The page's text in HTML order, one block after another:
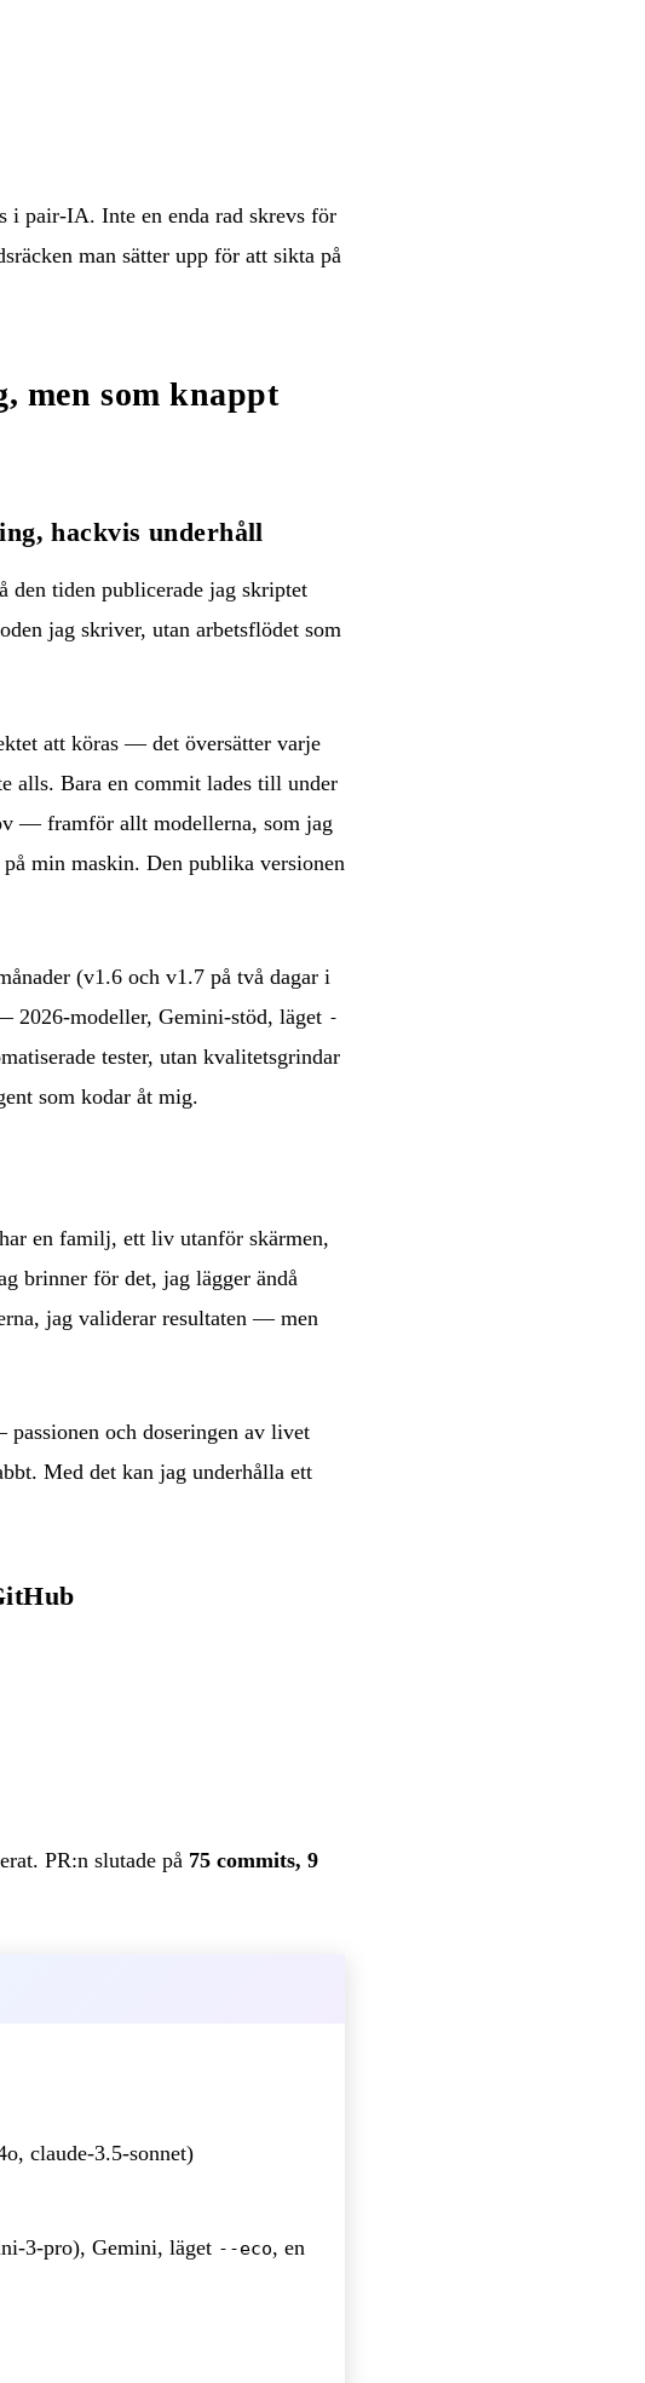
i pair-IA. Inte en enda rad skrevs för
man sätter upp för att sikta på
men som knappt
hackvis underhåll
den tiden publicerade jag skriptet
jag skriver, utan arbetsflödet som
att köras — det översätter varje
alls. Bara en commit lades till under
— framför allt modellerna, som jag
min maskin. Den publika versionen
(v1.6 och v1.7 på två dagar i
2026-modeller, Gemini-stöd, läget -
tester, utan kvalitetsgrindar
som kodar åt mig.
en familj, ett liv utanför skärmen,
brinner för det, jag lägger ändå
jag validerar resultaten — men
och doseringen av livet
Med det kan jag underhålla ett
PR:n slutade på 75 commits, 9
claude-3.5-sonnet)
3-pro), Gemini, läget --eco, en